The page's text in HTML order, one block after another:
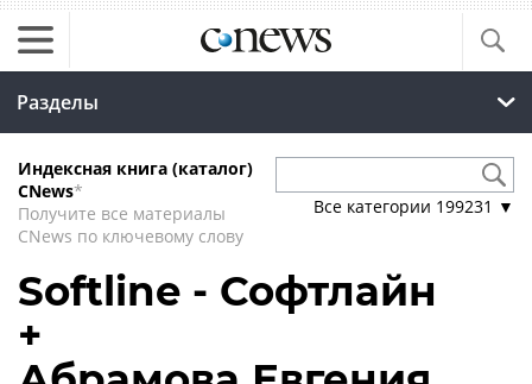
Разделы
Индексная книга (каталог)
CNews*
Получите все материалы
CNews по ключевому слову
Все категории 199231 ▼
Softline - Софтлайн
+